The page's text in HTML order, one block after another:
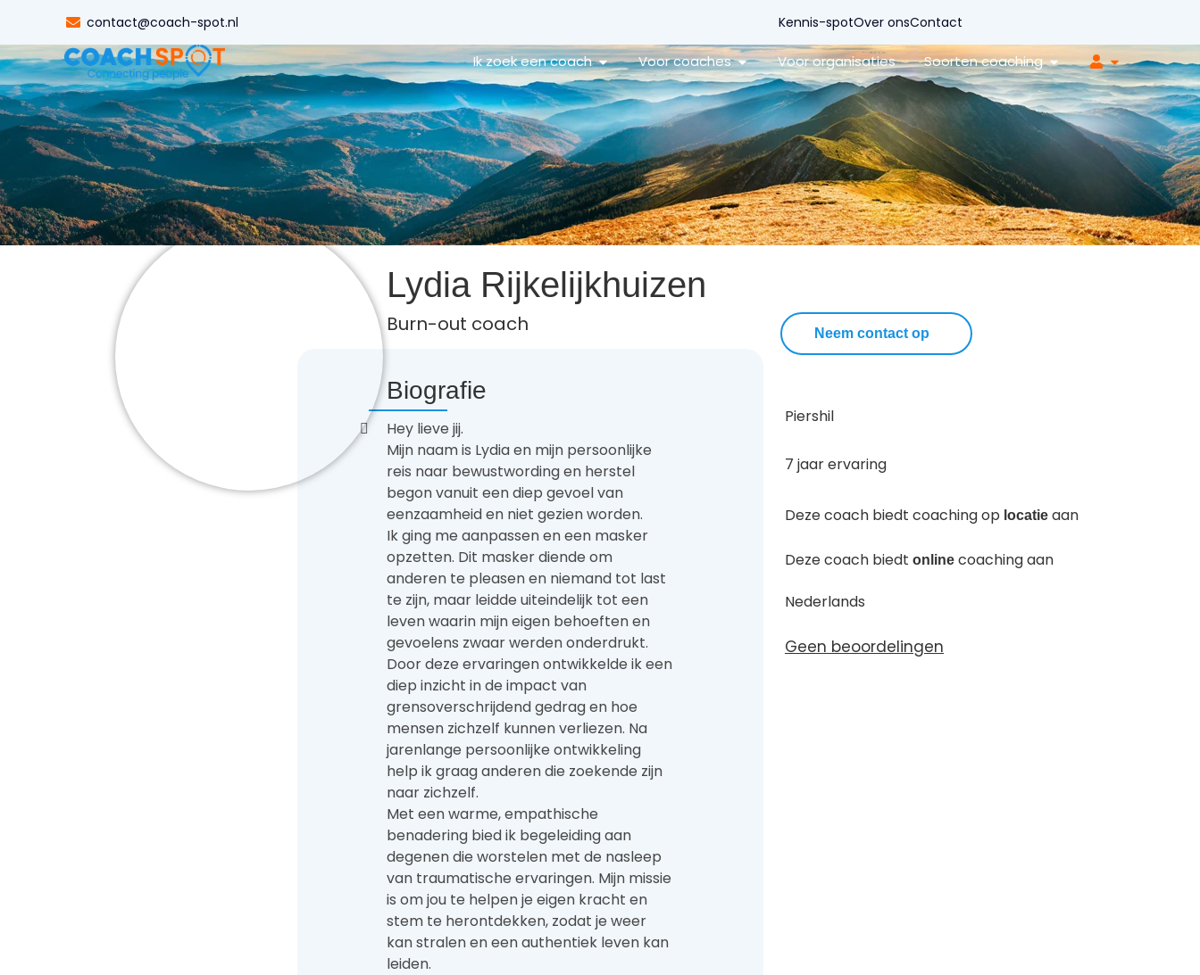
contact@coach-spot.nl Kennis-spotOver onsContact
Ik zoek een coach Voor coaches Voor organisaties Soorten coaching
Lydia Rijkelijkhuizen
Burn-out coach
Biografie
Hey lieve jij.
Mijn naam is Lydia en mijn persoonlijke
reis naar bewustwording en herstel
begon vanuit een diep gevoel van
eenzaamheid en niet gezien worden.
Ik ging me aanpassen en een masker
opzetten. Dit masker diende om
anderen te pleasen en niemand tot last
te zijn, maar leidde uiteindelijk tot een
leven waarin mijn eigen behoeften en
gevoelens zwaar werden onderdrukt.
Door deze ervaringen ontwikkelde ik een
diep inzicht in de impact van
grensoverschrijdend gedrag en hoe
mensen zichzelf kunnen verliezen. Na
jarenlange persoonlijke ontwikkeling
help ik graag anderen die zoekende zijn
naar zichzelf.
Met een warme, empathische
benadering bied ik begeleiding aan
degenen die worstelen met de nasleep
van traumatische ervaringen. Mijn missie
is om jou te helpen je eigen kracht en
stem te herontdekken, zodat je weer
kan stralen en een authentiek leven kan
leiden.
Neem contact op
Piershil
7 jaar ervaring
Deze coach biedt coaching op locatie aan
Deze coach biedt online coaching aan
Nederlands
Geen beoordelingen